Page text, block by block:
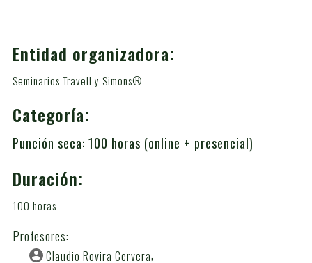
Entidad organizadora:
Seminarios Travell y Simons®
Categoría:
Punción seca: 100 horas (online + presencial)
Duración:
100 horas
Profesores:
Claudio Rovira Cervera